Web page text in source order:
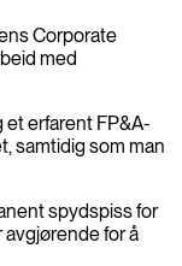
Corporate
med
erfarent FP&A-
samtidig som man
spydspiss for
for å